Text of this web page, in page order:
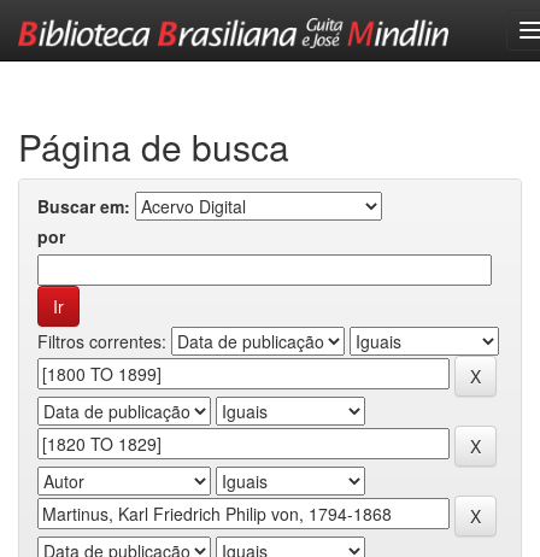
Página de busca
Buscar em:
por
Filtros correntes: